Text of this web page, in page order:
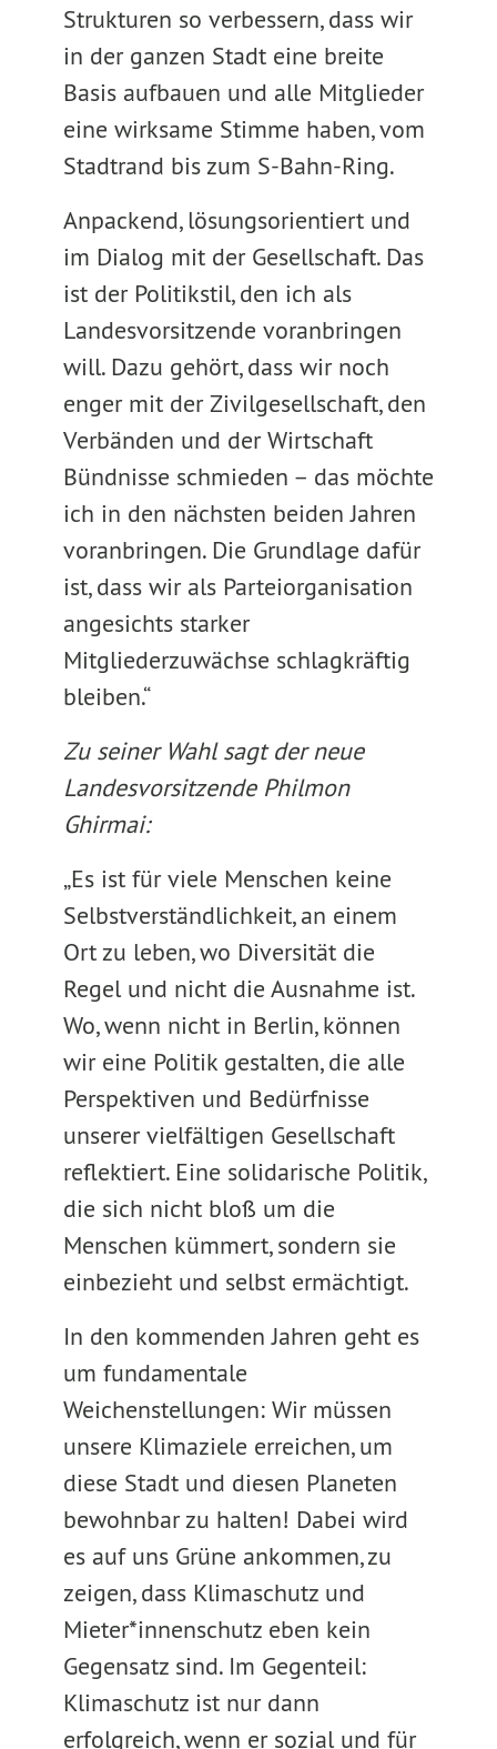
Strukturen so verbessern, dass wir
in der ganzen Stadt eine breite
Basis aufbauen und alle Mitglieder
eine wirksame Stimme haben, vom
Stadtrand bis zum S-Bahn-Ring.
Anpackend, lösungsorientiert und
im Dialog mit der Gesellschaft. Das
ist der Politikstil, den ich als
Landesvorsitzende voranbringen
will. Dazu gehört, dass wir noch
enger mit der Zivilgesellschaft, den
Verbänden und der Wirtschaft
Bündnisse schmieden – das möchte
ich in den nächsten beiden Jahren
voranbringen. Die Grundlage dafür
ist, dass wir als Parteiorganisation
angesichts starker
Mitgliederzuwächse schlagkräftig
bleiben.“
Zu seiner Wahl sagt der neue
Landesvorsitzende Philmon
Ghirmai:
„Es ist für viele Menschen keine
Selbstverständlichkeit, an einem
Ort zu leben, wo Diversität die
Regel und nicht die Ausnahme ist.
Wo, wenn nicht in Berlin, können
wir eine Politik gestalten, die alle
Perspektiven und Bedürfnisse
unserer vielfältigen Gesellschaft
reflektiert. Eine solidarische Politik,
die sich nicht bloß um die
Menschen kümmert, sondern sie
einbezieht und selbst ermächtigt.
In den kommenden Jahren geht es
um fundamentale
Weichenstellungen: Wir müssen
unsere Klimaziele erreichen, um
diese Stadt und diesen Planeten
bewohnbar zu halten! Dabei wird
es auf uns Grüne ankommen, zu
zeigen, dass Klimaschutz und
Mieter*innenschutz eben kein
Gegensatz sind. Im Gegenteil:
Klimaschutz ist nur dann
erfolgreich, wenn er sozial und für